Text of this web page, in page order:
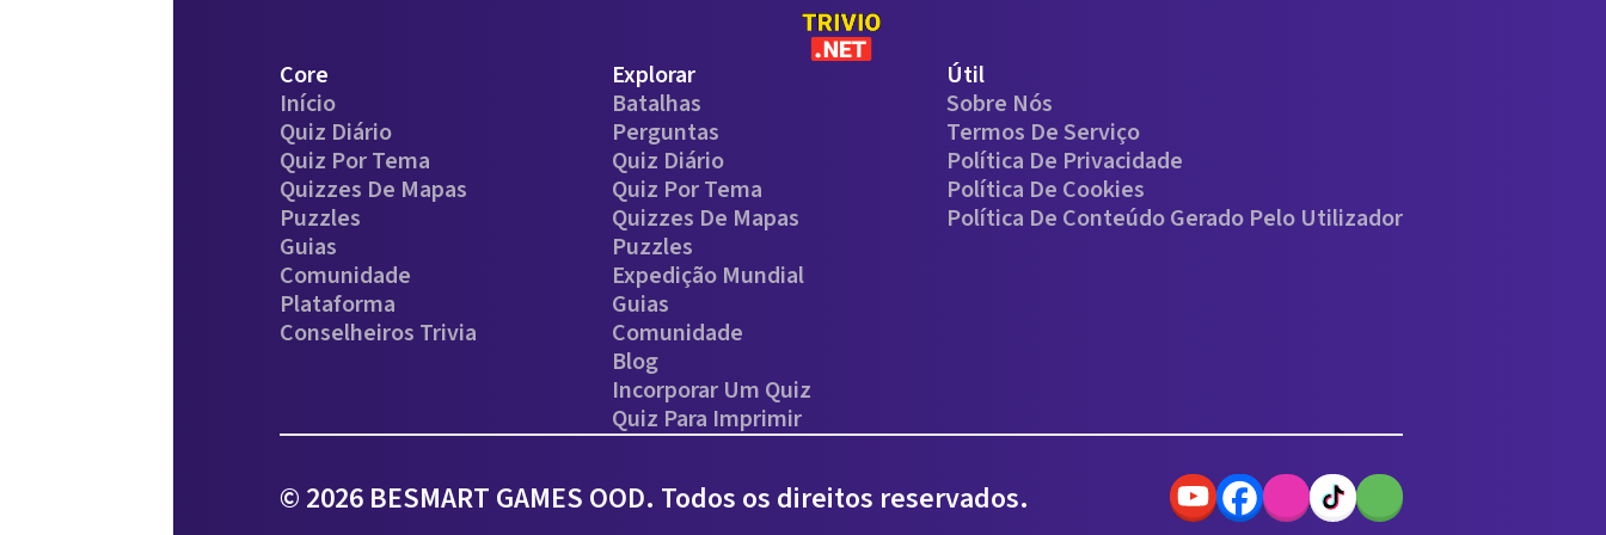
Core
Início
Quiz Diário
Quiz Por Tema
Quizzes De Mapas
Puzzles
Guias
Comunidade
Plataforma
Conselheiros Trivia
Explorar
Batalhas
Perguntas
Quiz Diário
Quiz Por Tema
Quizzes De Mapas
Puzzles
Expedição Mundial
Guias
Comunidade
Blog
Incorporar Um Quiz
Quiz Para Imprimir
Útil
Sobre Nós
Termos De Serviço
Política De Privacidade
Política De Cookies
Política De Conteúdo Gerado Pelo Utilizador
© 2026 BESMART GAMES OOD. Todos os direitos reservados.